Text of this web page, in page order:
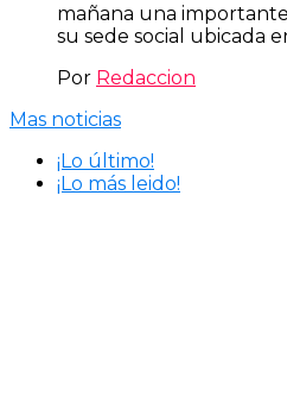
mañana una
su sede social ubicada
Por Redaccion
Mas noticias
¡Lo último!
¡Lo más leido!